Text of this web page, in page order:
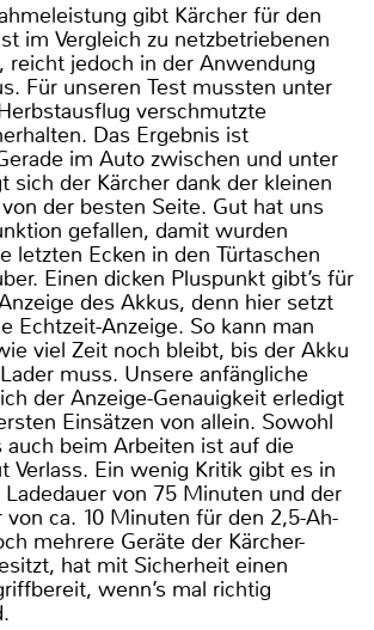
gibt Kärcher für den
im Vergleich zu netzbetriebenen
reicht jedoch in der Anwendung
Für unseren Test mussten unter
verschmutzte
Das Ergebnis ist
im Auto zwischen und unter
sich der Kärcher dank der kleinen
der besten Seite. Gut hat uns
gefallen, damit wurden
letzten Ecken in den Türtaschen
Einen dicken Pluspunkt gibt’s für
des Akkus, denn hier setzt
Echtzeit-Anzeige. So kann man
viel Zeit noch bleibt, bis der Akku
muss. Unsere anfängliche
der Anzeige-Genauigkeit erledigt
Einsätzen von allein. Sowohl
auch beim Arbeiten ist auf die
Verlass. Ein wenig Kritik gibt es in
von 75 Minuten und der
von ca. 10 Minuten für den 2,5-Ah-
mehrere Geräte der Kärcher-
hat mit Sicherheit einen
wenn’s mal richtig